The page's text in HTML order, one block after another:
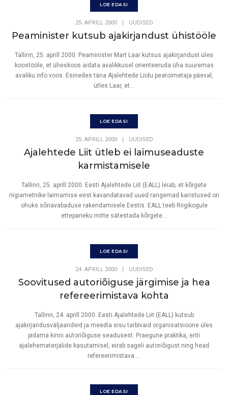
LOE EDASI
25. APRILL 2000 | UUDISED
Peaminister kutsub ajakirjandust ühistööle
Tallinn, 25. aprill 2000. Peaminister Mart Laar kutsus ajakirjandust üles
koostööle, et üheskoos aidata avalikkusel orienteeruda üha suuremas
avaliku info voos. Esinedes täna Ajalehtede Liidu peatoimetaja päeval,
ütles Laar, et...
LOE EDASI
25. APRILL 2000 | UUDISED
Ajalehtede Liit ütleb ei laimuseaduste
karmistamisele
Tallinn, 25. aprill 2000. Eesti Ajalehtede Liit (EALL) leiab, et kõrgete
riigiametnike laimamise eest kavandatavad uued rangemad karistused on
ohuks sõnavabaduse rakendamisele Eestis. EALL teeb Riigikogule
ettepaneku mitte sätestada kõrgete...
LOE EDASI
24. APRILL 2000 | UUDISED
Soovitused autoriõiguse järgimise ja hea
refereerimistava kohta
Tallinn, 24. aprill 2000. Eesti Ajalehtede Liit (EALL) kutsub
ajakirjandusväljaandeid ja meedia sisu tarbivaid organisatsioone üles
pidama kinni autoriõiguse seadusest. Praegune praktika, eriti
ajalehematerjalide kasutamisel, eirab sageli autoriõigust ning head
refereerimistava....
LOE EDASI